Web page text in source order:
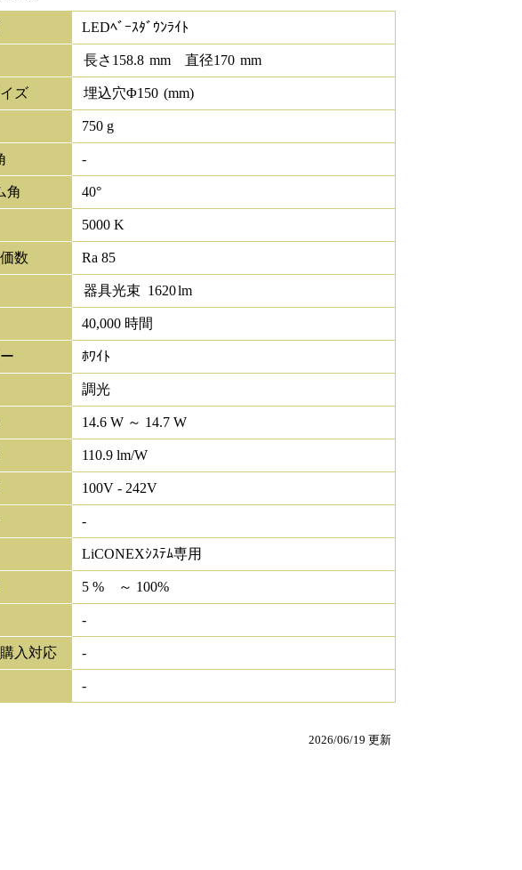
LEDﾍﾞｰｽﾀﾞｳﾝﾗｲﾄ
長さ 158.8 mm 直径170 mm
ズ 埋込穴Φ150 (mm)
750 g
-
角 40°
5000 K
数 Ra 85
器具光束 1620lm
40,000 時間
ﾎﾜｲﾄ
調光
14.6 W ～ 14.7 W
110.9 lm/W
100V - 242V
-
LiCONEXｼｽﾃﾑ専用
5 % ～ 100%
-
入対応 -
-
2026/06/19 更新